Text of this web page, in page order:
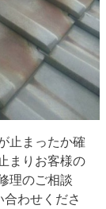
止まったか確
まりお客様の
理のご相談
合わせくださ